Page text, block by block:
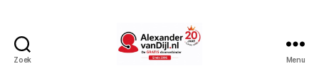
Zoek Menu